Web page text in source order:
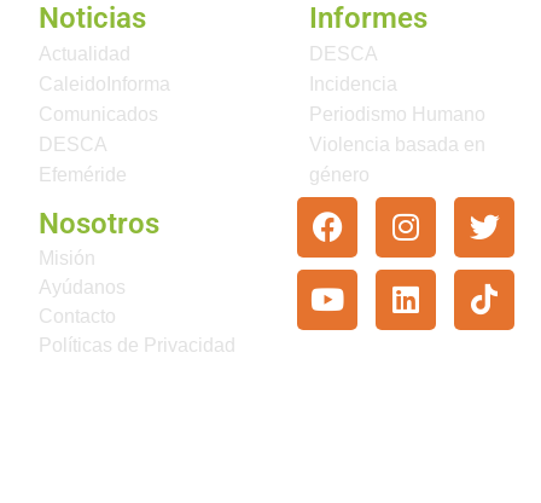
Noticias
Actualidad
CaleidoInforma
Comunicados
DESCA
Efeméride
Informes
DESCA
Incidencia
Periodismo Humano
Violencia basada en
género
Nosotros
Misión
Ayúdanos
Contacto
Políticas de Privacidad